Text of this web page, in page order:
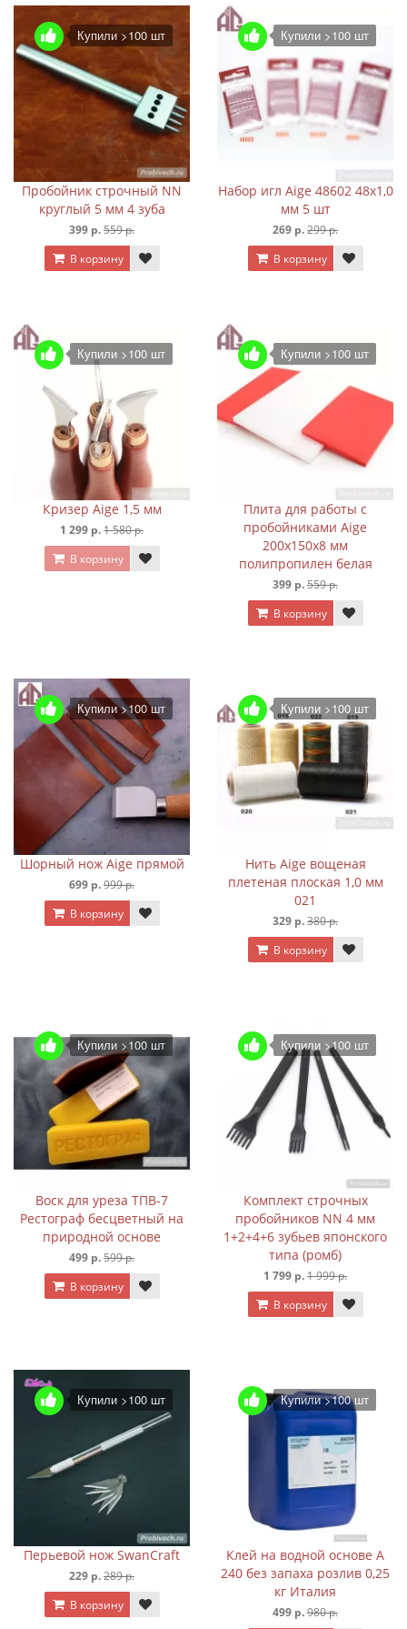
Купили >100 шт
Пробойник строчный NN
круглый 5 мм 4 зуба
399 р.559 р.
В корзину
Купили >100 шт
Набор игл Aige 48602 48х1,0
мм 5 шт
269 р.299 р.
В корзину
Купили >100 шт
Кризер Aige 1,5 мм
1 299 р.1 580 р.
В корзину
Купили >100 шт
Плита для работы с
пробойниками Aige
200х150х8 мм
полипропилен белая
399 р.559 р.
В корзину
Купили >100 шт
Шорный нож Aige прямой
699 р.999 р.
В корзину
Купили >100 шт
Нить Aige вощеная
плетеная плоская 1,0 мм
021
329 р.380 р.
В корзину
Купили >100 шт
Воск для уреза ТПВ-7
Рестограф бесцветный на
природной основе
499 р.599 р.
В корзину
Купили >100 шт
Комплект строчных
пробойников NN 4 мм
1+2+4+6 зубьев японского
типа (ромб)
1 799 р.1 999 р.
В корзину
Купили >100 шт
Перьевой нож SwanCraft
229 р.289 р.
В корзину
Купили >100 шт
Клей на водной основе A
240 без запаха розлив 0,25
кг Италия
499 р.980 р.